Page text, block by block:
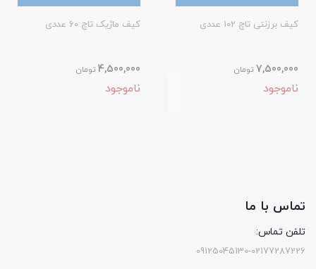
کیف برزنتی تاچ ۱۰2 عددی
7,500,000 تومان
ناموجود
کیف ماژیک تاچ ۶۰ عددی
4,500,000 تومان
ناموجود
تماس با ما
تلفن تماس:
09125045130-02177287226